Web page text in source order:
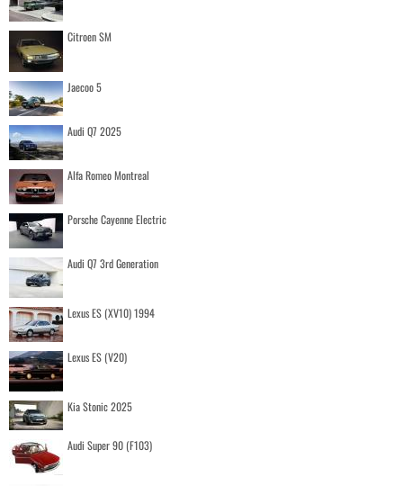
Citroen SM
Jaecoo 5
Audi Q7 2025
Alfa Romeo Montreal
Porsche Cayenne Electric
Audi Q7 3rd Generation
Lexus ES (XV10) 1994
Lexus ES (V20)
Kia Stonic 2025
Audi Super 90 (F103)